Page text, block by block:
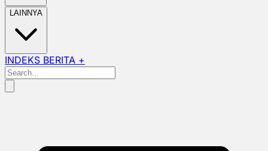
LAINNYA
INDEKS BERITA +